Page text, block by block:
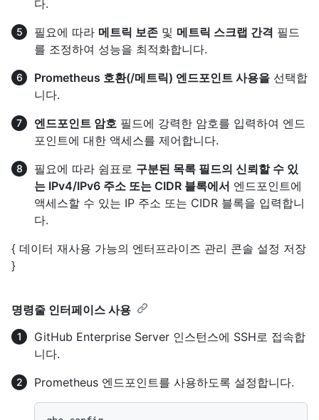
다.
필요에 따라 메트릭 보존 및 메트릭 스크랩 간격 필드
를 조정하여 성능을 최적화합니다.
Prometheus 호환(/메트릭) 엔드포인트 사용을 선택합
니다.
엔드포인트 암호 필드에 강력한 암호를 입력하여 엔드
포인트에 대한 액세스를 제어합니다.
필요에 따라 쉼표로 구분된 목록 필드의 신뢰할 수 있
는 IPv4/IPv6 주소 또는 CIDR 블록에서 엔드포인트에
액세스할 수 있는 IP 주소 또는 CIDR 블록을 입력합니
다.
{ 데이터 재사용 가능의 엔터프라이즈 관리 콘솔 설정 저장
}
명령줄 인터페이스 사용
GitHub Enterprise Server 인스턴스에 SSH로 접속합
니다.
Prometheus 엔드포인트를 사용하도록 설정합니다.